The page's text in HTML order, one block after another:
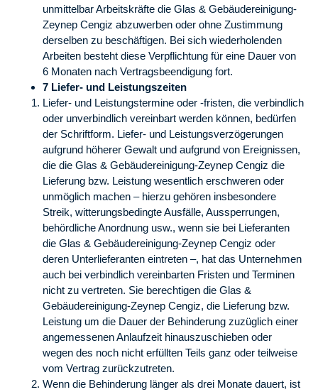
unmittelbar Arbeitskräfte die Glas & Gebäudereinigung-
Zeynep Cengiz abzuwerben oder ohne Zustimmung
derselben zu beschäftigen. Bei sich wiederholenden
Arbeiten besteht diese Verpflichtung für eine Dauer von
6 Monaten nach Vertragsbeendigung fort.
7 Liefer- und Leistungszeiten
Liefer- und Leistungstermine oder -fristen, die verbindlich
oder unverbindlich vereinbart werden können, bedürfen
der Schriftform. Liefer- und Leistungsverzögerungen
aufgrund höherer Gewalt und aufgrund von Ereignissen,
die die Glas & Gebäudereinigung-Zeynep Cengiz die
Lieferung bzw. Leistung wesentlich erschweren oder
unmöglich machen – hierzu gehören insbesondere
Streik, witterungsbedingte Ausfälle, Aussperrungen,
behördliche Anordnung usw., wenn sie bei Lieferanten
die Glas & Gebäudereinigung-Zeynep Cengiz oder
deren Unterlieferanten eintreten –, hat das Unternehmen
auch bei verbindlich vereinbarten Fristen und Terminen
nicht zu vertreten. Sie berechtigen die Glas &
Gebäudereinigung-Zeynep Cengiz, die Lieferung bzw.
Leistung um die Dauer der Behinderung zuzüglich einer
angemessenen Anlaufzeit hinauszuschieben oder
wegen des noch nicht erfüllten Teils ganz oder teilweise
vom Vertrag zurückzutreten.
Wenn die Behinderung länger als drei Monate dauert, ist